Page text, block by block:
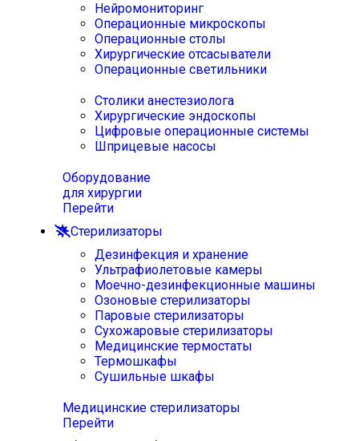
Нейромониторинг
Операционные микроскопы
Операционные столы
Хирургические отсасыватели
Операционные светильники
Столики анестезиолога
Хирургические эндоскопы
Цифровые операционные системы
Шприцевые насосы
Оборудование
для хирургии
Перейти
Стерилизаторы
Дезинфекция и хранение
Ультрафиолетовые камеры
Моечно-дезинфекционные машины
Озоновые стерилизаторы
Паровые стерилизаторы
Сухожаровые стерилизаторы
Медицинские термостаты
Термошкафы
Сушильные шкафы
Медицинские стерилизаторы
Перейти